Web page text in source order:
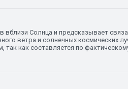
Солнца и предсказывает
ветра и солнечных космических
как составляется по